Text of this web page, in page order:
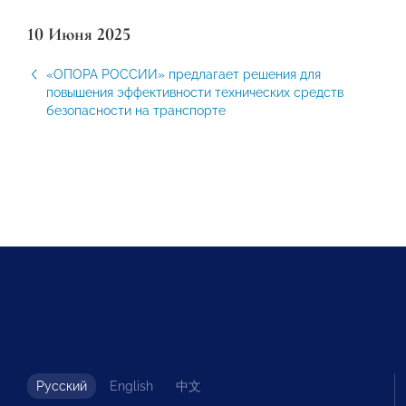
10 Июня 2025
«ОПОРА РОССИИ» предлагает решения для
повышения эффективности технических средств
безопасности на транспорте
Русский English 中文